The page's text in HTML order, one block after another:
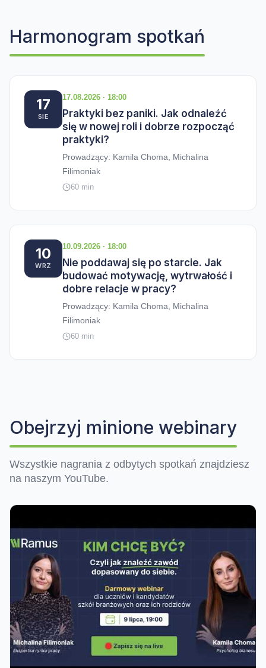
Harmonogram spotkań
17
SIE
17.08.2026 · 18:00
Praktyki bez paniki. Jak odnaleźć
się w nowej roli i dobrze rozpocząć
praktyki?
Prowadzący: Kamila Choma, Michalina
Filimoniak
60 min
10
WRZ
10.09.2026 · 18:00
Nie poddawaj się po starcie. Jak
budować motywację, wytrwałość i
dobre relacje w pracy?
Prowadzący: Kamila Choma, Michalina
Filimoniak
60 min
Obejrzyj minione webinary
Wszystkie nagrania z odbytych spotkań znajdziesz
na naszym YouTube.